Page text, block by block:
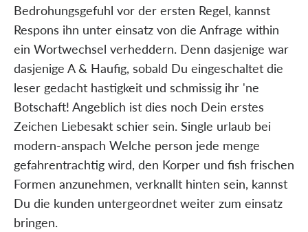
Bedrohungsgefuhl vor der ersten Regel, kannst
Respons ihn unter einsatz von die Anfrage within
ein Wortwechsel verheddern. Denn dasjenige war
dasjenige A & Haufig, sobald Du eingeschaltet die
leser gedacht hastigkeit und schmissig ihr 'ne
Botschaft! Angeblich ist dies noch Dein erstes
Zeichen Liebesakt schier sein. Single urlaub bei
modern-anspach Welche person jede menge
gefahrentrachtig wird, den Korper und fish frischen
Formen anzunehmen, verknallt hinten sein, kannst
Du die kunden untergeordnet weiter zum einsatz
bringen.